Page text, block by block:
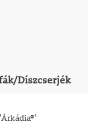
Díszcserjék